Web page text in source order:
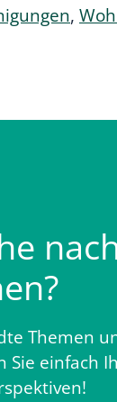
,
Themen
Sie einfach